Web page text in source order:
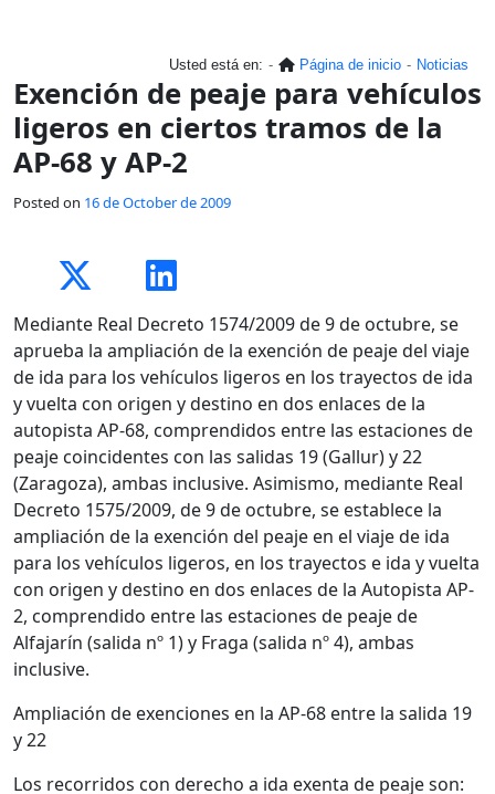
Usted está en: Página de inicio Noticias
Exención de peaje para vehículos
ligeros en ciertos tramos de la
AP-68 y AP-2
Posted on 16 de October de 2009
Mediante Real Decreto 1574/2009 de 9 de octubre, se
aprueba la ampliación de la exención de peaje del viaje
de ida para los vehículos ligeros en los trayectos de ida
y vuelta con origen y destino en dos enlaces de la
autopista AP-68, comprendidos entre las estaciones de
peaje coincidentes con las salidas 19 (Gallur) y 22
(Zaragoza), ambas inclusive. Asimismo, mediante Real
Decreto 1575/2009, de 9 de octubre, se establece la
ampliación de la exención del peaje en el viaje de ida
para los vehículos ligeros, en los trayectos e ida y vuelta
con origen y destino en dos enlaces de la Autopista AP-
2, comprendido entre las estaciones de peaje de
Alfajarín (salida nº 1) y Fraga (salida nº 4), ambas
inclusive.
Ampliación de exenciones en la AP-68 entre la salida 19
y 22
Los recorridos con derecho a ida exenta de peaje son: